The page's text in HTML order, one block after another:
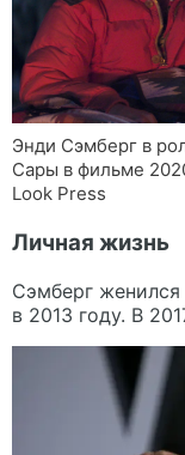
Энди Сэмберг в
Сары в фильме
Look Press
Личная жизнь
Сэмберг
в 2013 году. В